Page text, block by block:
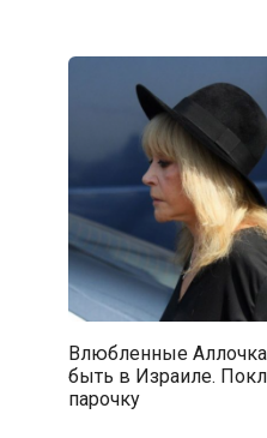
Влюбленные
быть в Израиле.
парочку